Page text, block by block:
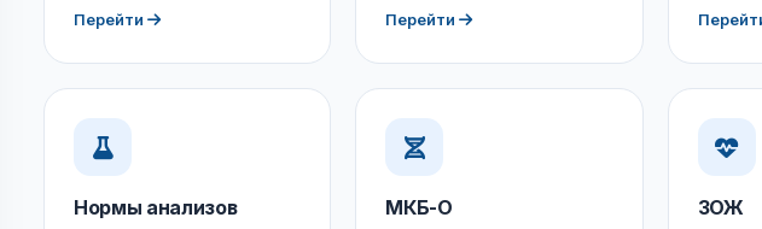
Перейти Перейти
Нормы анализов МКБ-О ЗОЖ